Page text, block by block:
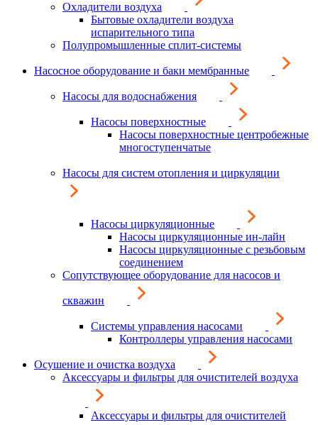
Охладители воздуха
Бытовые охладители воздуха
испарительного типа
Полупромышленные сплит-системы
Насосное оборудование и баки мембранные
Насосы для водоснабжения
Насосы поверхностные
Насосы поверхностные центробежные
многоступенчатые
Насосы для систем отопления и циркуляции
Насосы циркуляционные
Насосы циркуляционные ин-лайн
Насосы циркуляционные с резьбовым
соединением
Сопутствующее оборудование для насосов и
скважин
Системы управления насосами
Контроллеры управления насосами
Осушение и очистка воздуха
Аксессуары и фильтры для очистителей воздуха
Аксессуары и фильтры для очистителей